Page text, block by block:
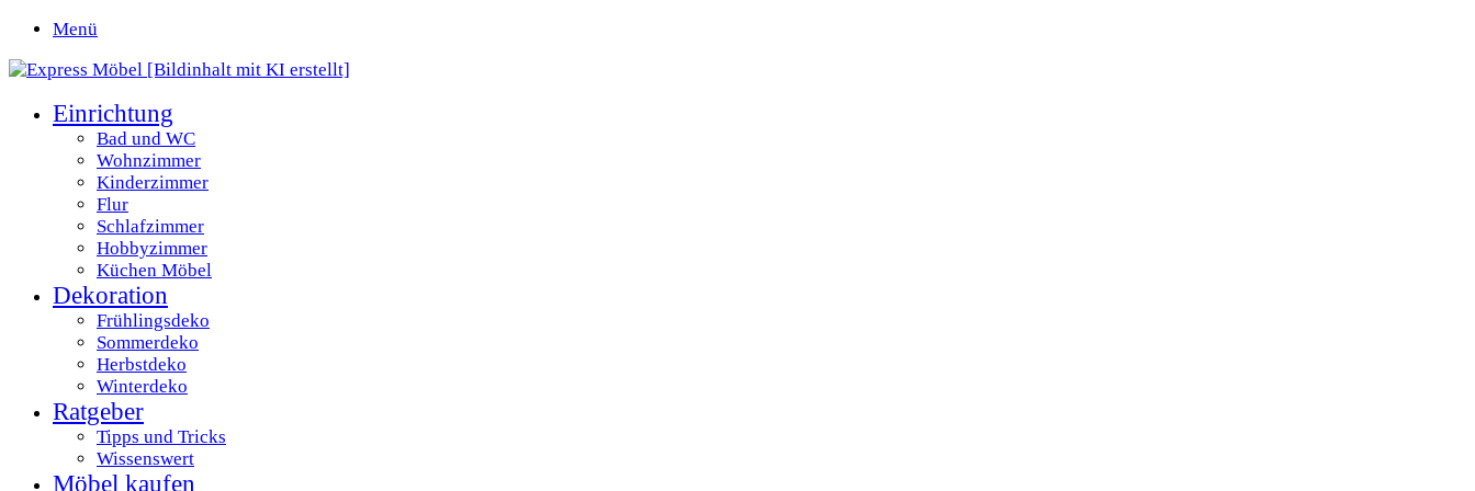
Menü
Einrichtung
Bad und WC
Wohnzimmer
Kinderzimmer
Flur
Schlafzimmer
Hobbyzimmer
Küchen Möbel
Dekoration
Frühlingsdeko
Sommerdeko
Herbstdeko
Winterdeko
Ratgeber
Tipps und Tricks
Wissenswert
Möbel kaufen